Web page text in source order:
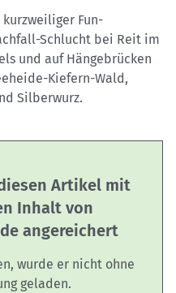
Fun-
Schlucht bei Reit im
und auf Hängebrücken
Kiefern-Wald,
Silberwurz.
Artikel mit
Inhalt von
angereichert
wurde er nicht ohne
geladen.